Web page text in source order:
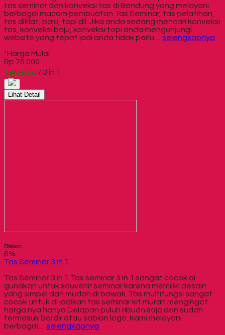
tas seminar dan konveksi tas di Bandung yang melayani
berbagai macam pembuatan Tas Seminar, tas pelatihan,
tas diklat, baju, topi dll. Jika anda sedang mencari konveksi
tas, konveksi baju, konveksi topi anda mengunjungi
website yang tepat jadi anda tidak perlu… selengkapnya
*Harga Mulai
Rp 75.000
Tersedia / 3 in 1
Lihat Detail
Diskon
6%
Tas Seminar 3 in 1
Tas Seminar 3 in 1 Tas seminar 3 in 1 sangat cocok di
gunakan untuk souvenir seminar karena memiliki desain
yang simpel dan mudah di bawak. Tas multifungsi sangat
cocok untuk di jadikan tas seminar kit murah mengingat
harga nya hanya Delapan puluh ribuan saja dan sudah
termasuk bordir atau sablon logo. Kami melayani
berbagai… selengkapnya